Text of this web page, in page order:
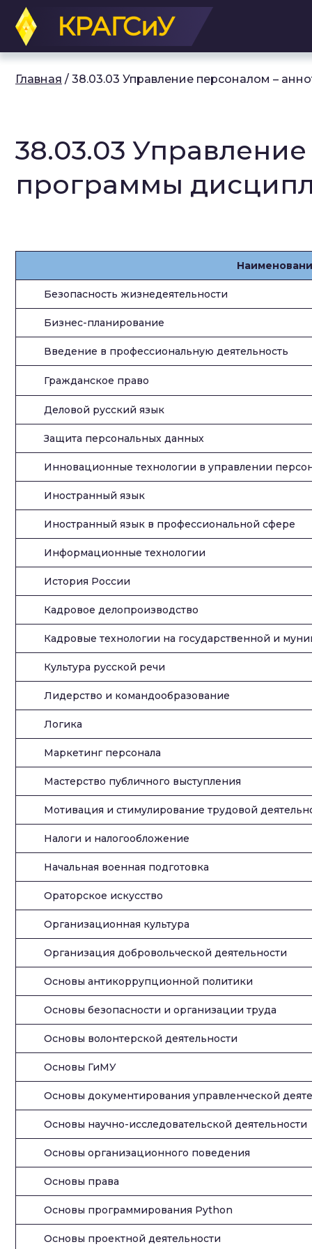
Перейти
основному
содержанию
Главная / 38.03.03 Управление персоналом –
38.03.03
программы
Безопасность жизнедеятельности
Бизнес-планирование
Введение в профессиональную деятельность
Гражданское право
Деловой русский язык
Защита персональных данных
Инновационные технологии в управлении
Иностранный язык
Иностранный язык в профессиональной сфере
Информационные технологии
История России
Кадровое делопроизводство
Кадровые технологии на государственной и
Культура русской речи
Лидерство и командообразование
Логика
Маркетинг персонала
Мастерство публичного выступления
Мотивация и стимулирование трудовой
Налоги и налогообложение
Начальная военная подготовка
Ораторское искусство
Организационная культура
Организация добровольческой деятельности
Основы антикоррупционной политики
Основы безопасности и организации труда
Основы волонтерской деятельности
Основы ГиМУ
Основы документирования управленческой
Основы научно-исследовательской деятельности
Основы организационного поведения
Основы права
Основы программирования Python
Основы проектной деятельности